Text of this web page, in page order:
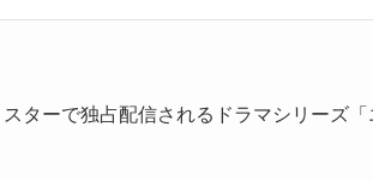
ターで独占配信されるドラマシリーズ